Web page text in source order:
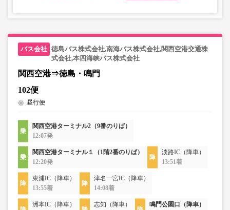
徳島バス株式会社,南海バス株式会社,関西空港交通株
式会社,本四海峡バス株式会社
関西空港⇒徳島・鳴門
102便
昼行便
関西空港ターミナル2（9番のりば）
12:07発
関西空港ターミナル１（1階2番のりば）
12:20発
淡路IC（降車）
13:51着
東浦IC（降車）
13:55着
津名一宮IC（降車）
14:08着
洲本IC（降車）
志知（降車）
鳴門公園口（降車）